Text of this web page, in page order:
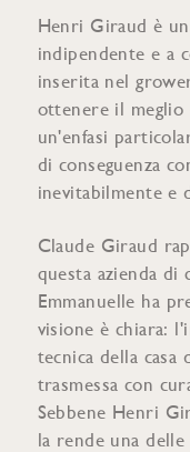
Henri Giraud è
indipendente e a
inserita nel
ottenere il meglio
un'enfasi
di conseguenza
inevitabilmente e
Claude Giraud
questa azienda di
Emmanuelle ha
visione è chiara:
tecnica della casa
trasmessa con
Sebbene Henri
la rende una